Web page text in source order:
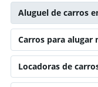
Aluguel de carros
Carros para alugar
Locadoras de